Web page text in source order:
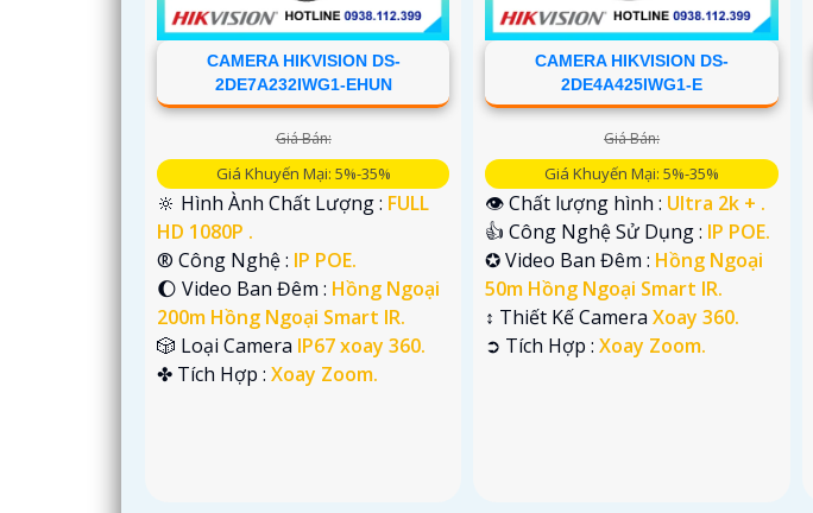
CAMERA HIKVISION DS-
2DE7A232IWG1-EHUN
Giá Bán:
Giá Khuyến Mại: 5%-35%
🔆 Hình Ành Chất Lượng : FULL
HD 1080P .
®️ Công Nghệ : IP POE.
🌔 Video Ban Đêm : Hồng Ngoại
200m Hồng Ngoại Smart IR.
🎲 Loại Camera IP67 xoay 360.
️✤ Tích Hợp : Xoay Zoom.
CAMERA HIKVISION DS-
2DE4A425IWG1-E
Giá Bán:
Giá Khuyến Mại: 5%-35%
👁 Chất lượng hình : Ultra 2k + .
👍 Công Nghệ Sử Dụng : IP POE.
✪ Video Ban Đêm : Hồng Ngoại
50m Hồng Ngoại Smart IR.
↕️ Thiết Kế CameraXoay 360.
️➲ Tích Hợp :Xoay Zoom.